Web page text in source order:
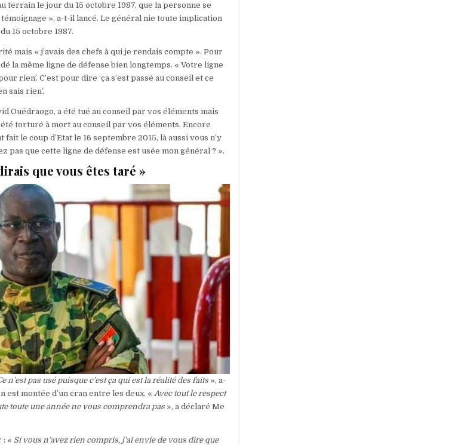
terrain le jour du 15 octobre 1987, que la personne se
», a-t-il lancé. Le général nie toute implication
15 octobre 1987.
mais « j’avais des chefs à qui je rendais compte ». Pour
la même ligne de défense bien longtemps. « Votre ligne
rien’. C’est pour dire ‘ça s’est passé au conseil et ce
sais rien’.
Ouédraogo, a été tué au conseil par vos éléments mais
torturé à mort au conseil par vos éléments. Encore
le coup d’Etat le 16 septembre 2015, là aussi vous n’y
pas que cette ligne de défense est usée mon général ? ».
que vous êtes taré »
n’est pas usé puisque c’est ça qui est la réalité des faits », a-
montée d’un cran entre les deux. « Avec tout le respect
toute une année ne vous comprendra pas », a déclaré Me
: « Si vous n’avez rien compris, j’ai envie de vous dire que